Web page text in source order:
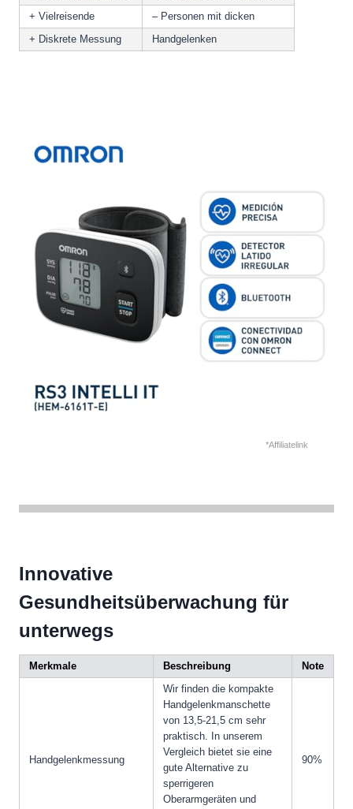
+ Vielreisende
– Personen mit dicken
+ Diskrete Messung
Handgelenken
*Affiliatelink
Innovative
Gesundheitsüberwachung für
unterwegs
Merkmale Beschreibung Note
Handgelenkmessung
Wir finden die kompakte
Handgelenkmanschette
von 13,5-21,5 cm sehr
praktisch. In unserem
Vergleich bietet sie eine
gute Alternative zu
sperrigeren
Oberarmgeräten und
90%